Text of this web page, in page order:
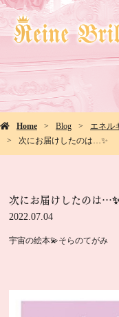
Home Blog エネル
次にお届けしたのは…✨
次にお届けしたのは
2022.07.04
宇宙の絵本💫そらのてがみ